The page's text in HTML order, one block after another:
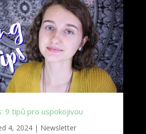
9 tipů pro uspokojivou
4, 2024| Newsletter